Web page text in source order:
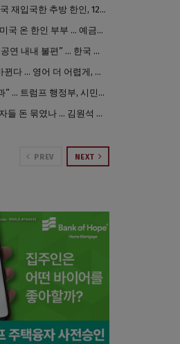
위조여권으로 미국 재입국한 추방 한인, 120만 달러 은행 사기 행각
’10억 빚’ 안갚고 미국 온 한인 부부 … 예금보험공사, 미국서 소송
“170달러 냈는데 공연 내내 불편” … 한국 코미디언 LA공연, 음향 불량에 외모 비하 개그 논란
시민권 시험 확 바뀐다 … 영어 더 어렵게, 민간시험 도입 추진
“이제 시작에 불과” … 트럼프 행정부, 시민권 박탈 본격화
[속보] 한인 투자자들 돈 묶였나 … 김원석 회사들 챕터7 강제파산·자진파산 잇따라 신청
PREV NEXT